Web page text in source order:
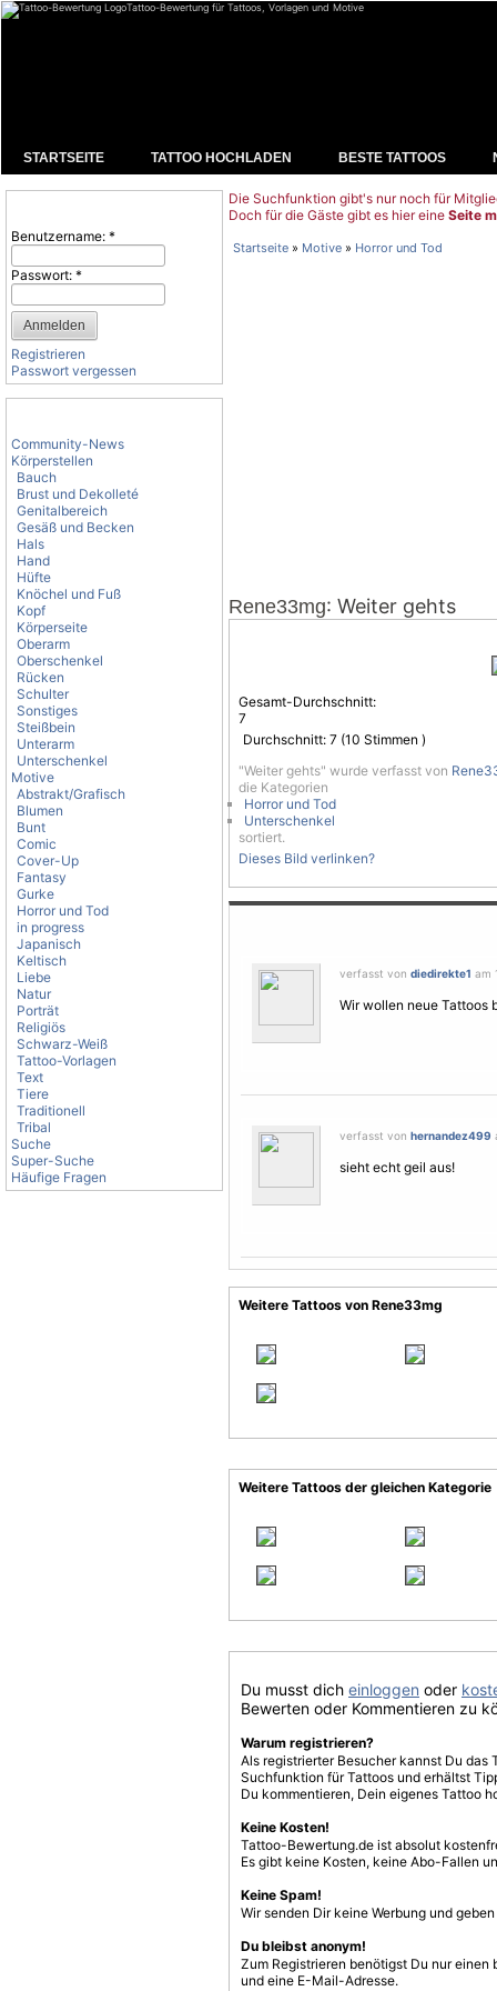
Tattoo-Bewertung für Tattoos, Vorlagen und Motive
STARTSEITE TATTOO HOCHLADEN BESTE TATTOOS
Benutzername: *
Passwort: *
Registrieren
Passwort vergessen
Community-News
Körperstellen
Bauch
Brust und Dekolleté
Genitalbereich
Gesäß und Becken
Hals
Hand
Hüfte
Knöchel und Fuß
Kopf
Körperseite
Oberarm
Oberschenkel
Rücken
Schulter
Sonstiges
Steißbein
Unterarm
Unterschenkel
Motive
Abstrakt/Grafisch
Blumen
Bunt
Comic
Cover-Up
Fantasy
Gurke
Horror und Tod
in progress
Japanisch
Keltisch
Liebe
Natur
Porträt
Religiös
Schwarz-Weiß
Tattoo-Vorlagen
Text
Tiere
Traditionell
Tribal
Suche
Super-Suche
Häufige Fragen
Die Suchfunktion gibt's nur noch für
Doch für die Gäste gibt es hier eine Seite
Startseite » Motive » Horror und Tod
Rene33mg: Weiter gehts
Gesamt-Durchschnitt:
7
Durchschnitt: 7 (10 Stimmen )
"Weiter gehts" wurde verfasst von
die Kategorien
Horror und Tod
Unterschenkel
sortiert.
Dieses Bild verlinken?
verfasst von diedirekte1 am
Wir wollen neue Tattoos
verfasst von hernandez499
sieht echt geil aus!
Weitere Tattoos von Rene33mg
Weitere Tattoos der gleichen Kategorie
Du musst dich einloggen oder
Bewerten oder Kommentieren zu
Warum registrieren?
Als registrierter Besucher kannst Du
Suchfunktion für Tattoos und erhältst
Du kommentieren, Dein eigenes Tattoo
Keine Kosten!
Tattoo-Bewertung.de ist absolut
Es gibt keine Kosten, keine Abo-Fallen
Keine Spam!
Wir senden Dir keine Werbung und
Du bleibst anonym!
Zum Registrieren benötigst Du nur einen
und eine E-Mail-Adresse.